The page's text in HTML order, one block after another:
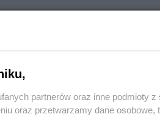
partnerów oraz inne podmioty
oraz przetwarzamy dane